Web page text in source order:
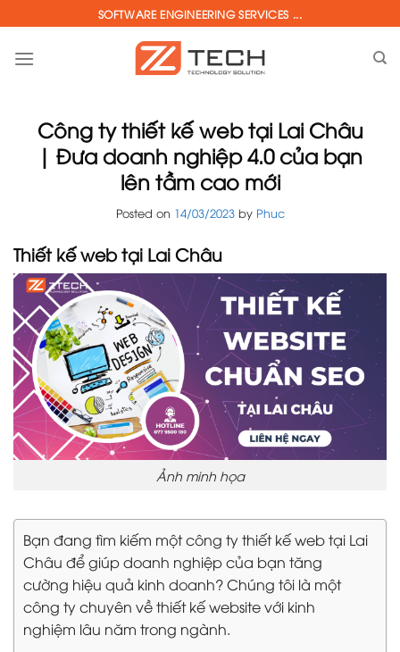
to
content
SOFTWARE ENGINEERING SERVICES ...
Công ty thiết kế web tại Lai Châu
| Đưa doanh nghiệp 4.0 của bạn
lên tầm cao mới
Posted on 14/03/2023by Phuc
Thiết kế web tại Lai Châu
Ảnh minh họa
Bạn đang tìm kiếm một công ty thiết kế web tại Lai
Châu để giúp doanh nghiệp của bạn tăng
cường hiệu quả kinh doanh? Chúng tôi là một
công ty chuyên về thiết kế website với kinh
nghiệm lâu năm trong ngành.